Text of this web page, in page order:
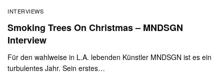
INTERVIEWS
Smoking Trees On Christmas – MNDSGN
Interview
Für den wahlweise in L.A. lebenden Künstler MNDSGN ist es ein
turbulentes Jahr. Sein erstes…